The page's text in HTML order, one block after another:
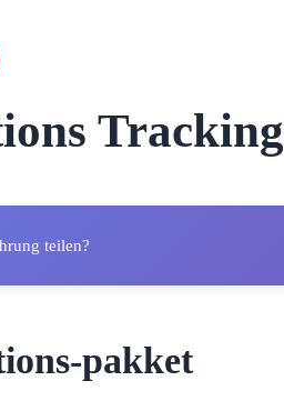
Tracking
teilen?
pakket